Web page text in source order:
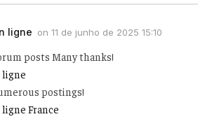
ligne on 11 de junho de 2025 15:10
posts Many thanks!
ligne
postings!
France